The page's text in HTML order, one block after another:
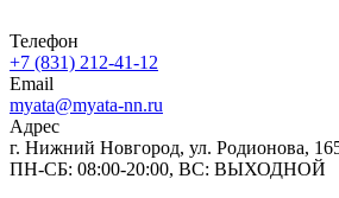
Телефон
+7 (831) 212-41-12
Email
myata@myata-nn.ru
Адрес
г. Нижний Новгород, ул. Родионова,
ПН-СБ: 08:00-20:00, ВС: ВЫХОДНОЙ